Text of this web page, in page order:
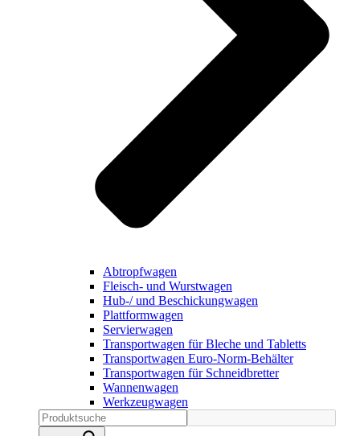
Abtropfwagen
Fleisch- und Wurstwagen
Hub-/ und Beschickungwagen
Plattformwagen
Servierwagen
Transportwagen für Bleche und Tabletts
Transportwagen Euro-Norm-Behälter
Transportwagen für Schneidbretter
Wannenwagen
Werkzeugwagen